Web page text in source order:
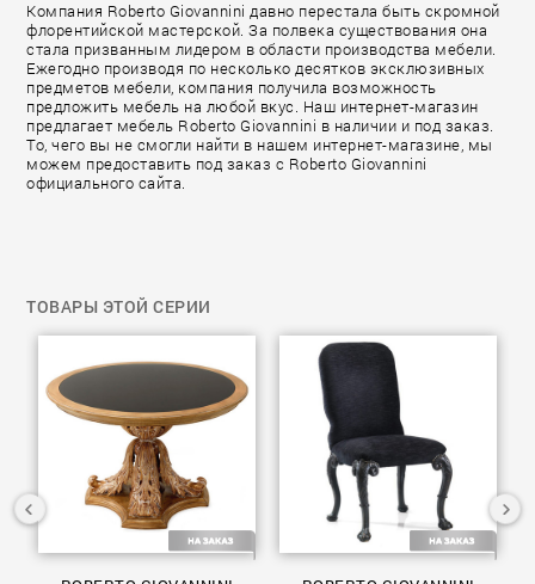
Компания Roberto Giovannini давно перестала быть скромной
флорентийской мастерской. За полвека существования она
стала призванным лидером в области производства мебели.
Ежегодно производя по несколько десятков эксклюзивных
предметов мебели, компания получила возможность
предложить мебель на любой вкус. Наш интернет-магазин
предлагает мебель Roberto Giovannini в наличии и под заказ.
То, чего вы не смогли найти в нашем интернет-магазине, мы
можем предоставить под заказ с Roberto Giovannini
официального сайта.
ТОВАРЫ ЭТОЙ СЕРИИ